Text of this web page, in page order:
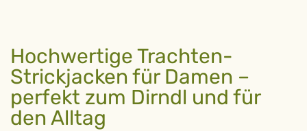
Hochwertige Trachten-
Strickjacken für Damen –
perfekt zum Dirndl und für
den Alltag